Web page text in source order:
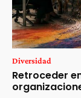
Diversidad
Retroceder